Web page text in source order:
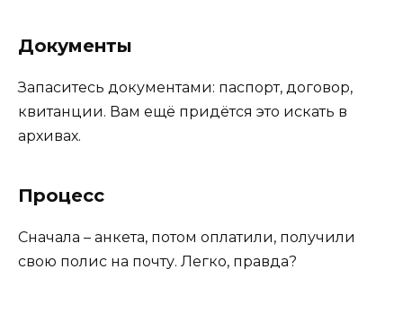
Документы
Запаситесь документами: паспорт, договор,
квитанции. Вам ещё придётся это искать в
архивах.
Процесс
Сначала – анкета, потом оплатили, получили
свою полис на почту. Легко, правда?